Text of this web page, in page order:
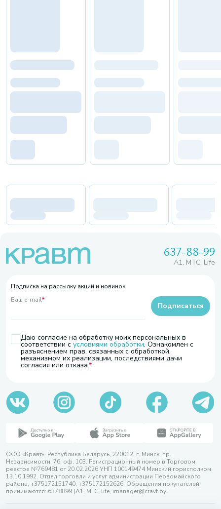
637-88-99
A1, МТС, Life
Подписка на рассылку акций и новинок
Ваш e-mail*
Даю согласие на обработку моих персональных в
соответствии с условиями обработки. Ознакомлен с
разъяснением прав, связанных с обработкой,
механизмом их реализации, последствиями дачи
согласия или отказа.
Подписаться
ООО «Кравт». Республика Беларусь, 220012, г. Минск, пр.
Независимости, 76, оф. 103. Регистрационный номер в Торговом
реестре №769481 от 20.02.2026 УНП 100149474 Минский горисполком,
13.10.1992. Отдел торговли и услуг администрации Первомайского
района, +375172151740; +375172152626. Обращения покупателей
принимаются: 6378899 (А1, МТС, life, imanager@cravt.by.